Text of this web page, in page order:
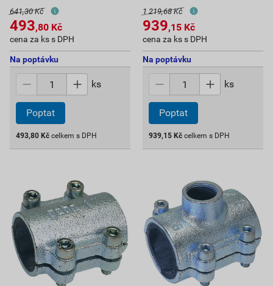
641,30 Kč
493,80 Kč
cena za ks s DPH
Na poptávku
ks
Poptat
493,80 Kč celkem s DPH
1 219,68 Kč
939,15 Kč
cena za ks s DPH
Na poptávku
ks
Poptat
939,15 Kč celkem s DPH